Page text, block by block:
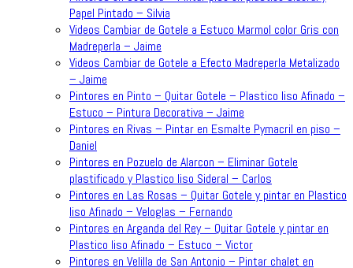
Papel Pintado – Silvia
Videos Cambiar de Gotele a Estuco Marmol color Gris con
Madreperla – Jaime
Videos Cambiar de Gotele a Efecto Madreperla Metalizado
– Jaime
Pintores en Pinto – Quitar Gotele – Plastico liso Afinado –
Estuco – Pintura Decorativa – Jaime
Pintores en Rivas – Pintar en Esmalte Pymacril en piso –
Daniel
Pintores en Pozuelo de Alarcon – Eliminar Gotele
plastificado y Plastico liso Sideral – Carlos
Pintores en Las Rosas – Quitar Gotele y pintar en Plastico
liso Afinado – Veloglas – Fernando
Pintores en Arganda del Rey – Quitar Gotele y pintar en
Plastico liso Afinado – Estuco – Victor
Pintores en Velilla de San Antonio – Pintar chalet en